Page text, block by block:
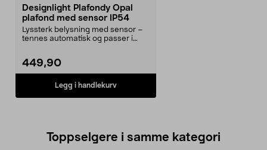
Designlight Plafondy Opal
plafond med sensor IP54
Lyssterk belysning med sensor –
tennes automatisk og passer i
449,90
Legg i handlekurv
Toppselgere i samme kategori